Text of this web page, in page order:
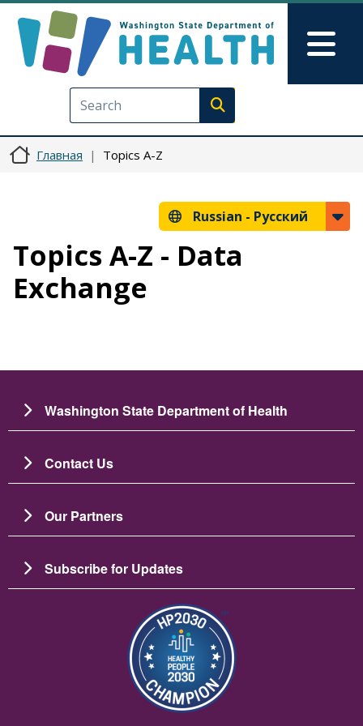
Execute search
Главная Topics A-Z
Russian - Русский
Topics A-Z - Data
Exchange
Washington State Department of Health
Contact Us
Our Partners
Subscribe for Updates
Изображение